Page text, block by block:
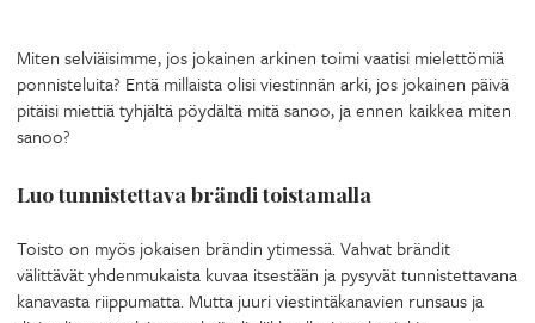
Miten selviäisimme, jos jokainen arkinen toimi vaatisi mielettömiä
ponnisteluita? Entä millaista olisi viestinnän arki, jos jokainen päivä
pitäisi miettiä tyhjältä pöydältä mitä sanoo, ja ennen kaikkea miten
sanoo?
Luo tunnistettava brändi toistamalla
Toisto on myös jokaisen brändin ytimessä. Vahvat brändit
välittävät yhdenmukaista kuvaa itsestään ja pysyvät tunnistettavana
kanavasta riippumatta. Mutta juuri viestintäkanavien runsaus ja